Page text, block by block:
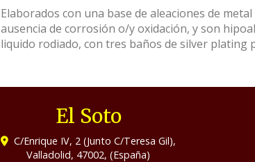
Elaborados con una base de aleaciones de
ausencia de corrosión o/y oxidación, y son
liquido rodiado, con tres baños de silver plating
El Soto
C/Enrique IV, 2 (Junto C/Teresa Gil),
Valladolid, 47002,(España)